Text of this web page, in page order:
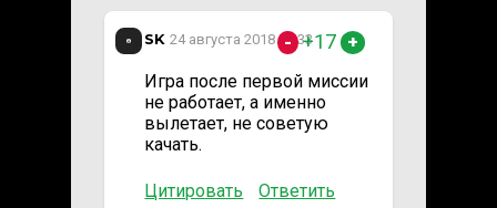
SK 24 августа 2018 23:33
Игра после первой миссии
не работает, а именно
вылетает, не советую
качать.
Цитировать Ответить
- +17 +